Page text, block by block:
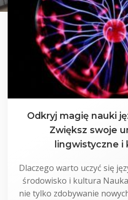
Odkryj magię nauki
Zwiększ swoje
lingwistyczne
Dlaczego warto uczyć się
środowisko i kultura
nie tylko zdobywanie